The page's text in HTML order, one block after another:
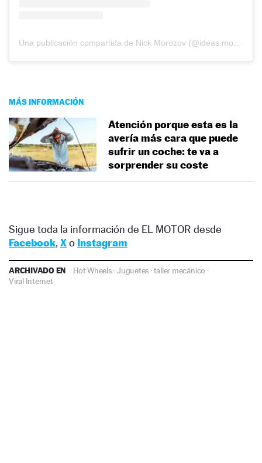
Una publicación compartida de Nick Morozov (@ideas.morozov)
MÁS INFORMACIÓN
Atención porque esta es la
avería más cara que puede
sufrir un coche: te va a
sorprender su coste
Sigue toda la información de EL MOTOR desde
Facebook, Xo Instagram
ARCHIVADO EN Hot Wheels·Juguetes ·taller mecánico ·
Viral Internet